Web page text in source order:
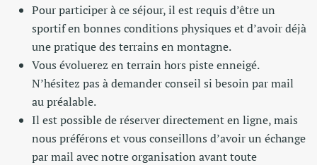
Pour participer à ce séjour, il est requis d’être un
sportif en bonnes conditions physiques et d’avoir déjà
une pratique des terrains en montagne.
Vous évoluerez en terrain hors piste enneigé.
N’hésitez pas à demander conseil si besoin par mail
au préalable.
Il est possible de réserver directement en ligne, mais
nous préférons et vous conseillons d’avoir un échange
par mail avec notre organisation avant toute